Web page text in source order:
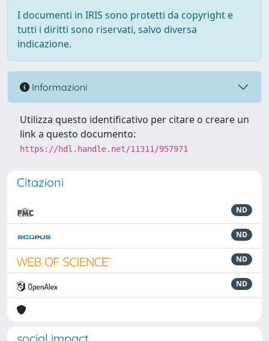
I documenti in IRIS sono protetti da copyright e
tutti i diritti sono riservati, salvo diversa
indicazione.
Informazioni
Utilizza questo identificativo per citare o creare un
link a questo documento:
https://hdl.handle.net/11311/957971
Citazioni
ND
ND
ND
ND